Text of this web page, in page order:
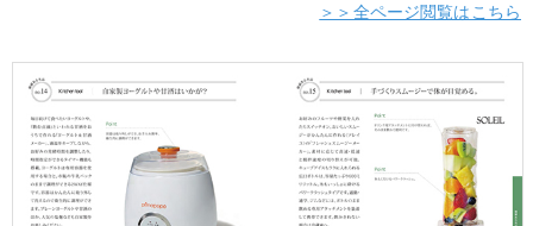
＞＞全ページ閲覧はこちら